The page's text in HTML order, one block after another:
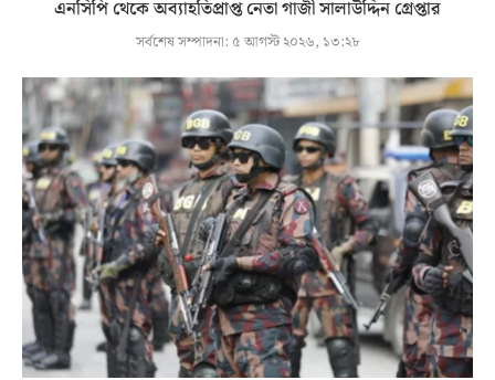
এনসিপি থেকে অব্যাহতিপ্রাপ্ত নেতা গাজী সালাউদ্দিন গ্রেপ্তার
সর্বশেষ সম্পাদনা: ৫ আগস্ট ২০২৬, ১৩:২৮